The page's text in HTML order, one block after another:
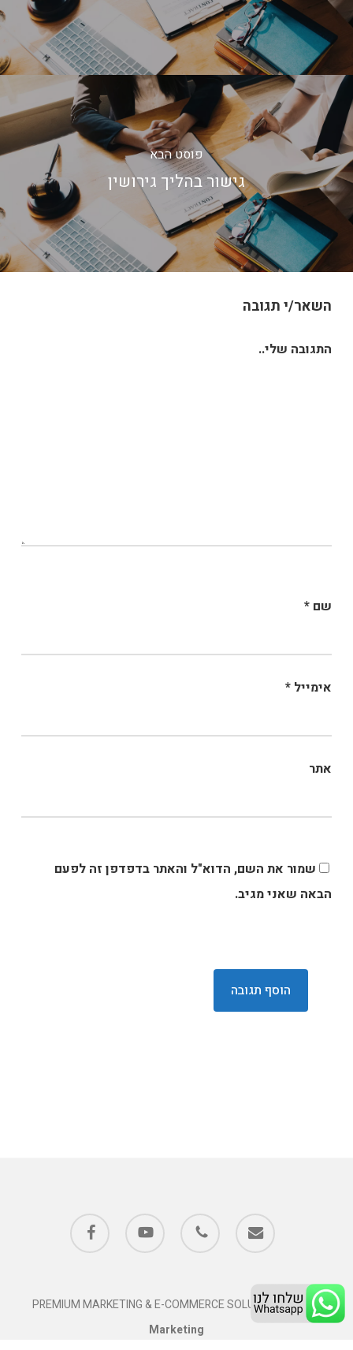
פוסט הבא
גישור בהליך גירושין
השאר/י תגובה
התגובה שלי..
שם *
אימייל *
אתר
שמור את השם, הדוא"ל והאתר בדפדפן זה לפעם
הבאה שאני מגיב.
facebook youtube phone email
PREMIUM MARKETING & E-COMMERCE SOLUTIONSTwins
Marketing